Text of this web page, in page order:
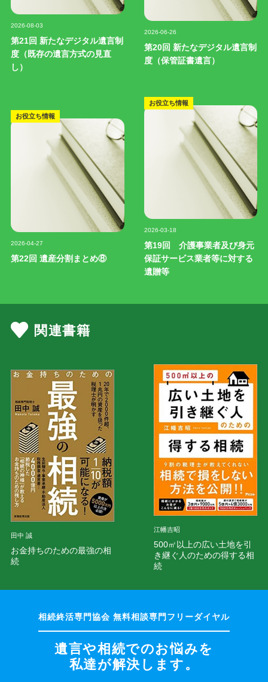
2026-08-03
第21回 新たなデジタル遺言制
度（既存の遺言方式の見直
し）
2026-06-26
第20回 新たなデジタル遺言制
度（保管証書遺言）
お役立ち情報
2026-04-27
第22回 遺産分割まとめ⑧
お役立ち情報
2026-03-18
第19回 介護事業者及び身元
保証サービス業者等に対する
遺贈等
関連書籍
田中 誠
お金持ちのための最強の相
続
江幡吉昭
500㎡以上の広い土地を引
き継ぐ人のための得する相
続
遺言や相続でのお悩みを
私達が解決します。